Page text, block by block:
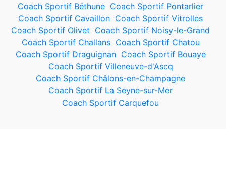
Coach Sportif Béthune Coach Sportif Pontarlier
Coach Sportif Cavaillon Coach Sportif Vitrolles
Coach Sportif Olivet Coach Sportif Noisy-le-Grand
Coach Sportif Challans Coach Sportif Chatou
Coach Sportif Draguignan Coach Sportif Bouaye
Coach Sportif Villeneuve-d'Ascq
Coach Sportif Châlons-en-Champagne
Coach Sportif La Seyne-sur-Mer
Coach Sportif Carquefou